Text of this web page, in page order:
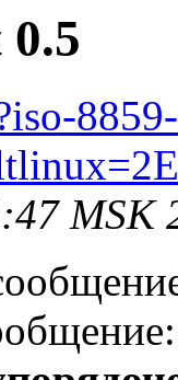
MSK